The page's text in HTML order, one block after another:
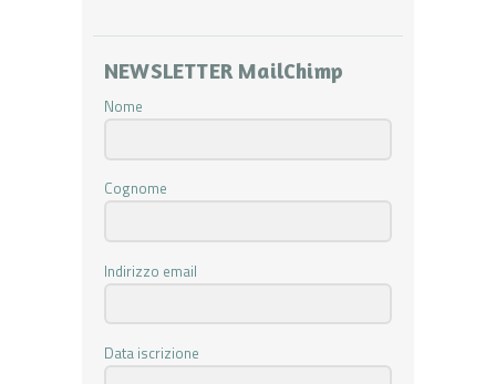
NEWSLETTER MailChimp
Nome
Cognome
Indirizzo email
Data iscrizione